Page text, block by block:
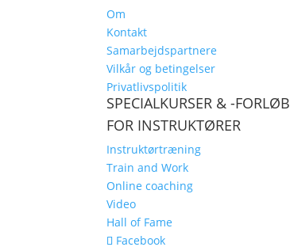
Om
Kontakt
Samarbejdspartnere
Vilkår og betingelser
Privatlivspolitik
SPECIALKURSER & -FORLØB
FOR INSTRUKTØRER
Instruktørtræning
Train and Work
Online coaching
Video
Hall of Fame
Facebook